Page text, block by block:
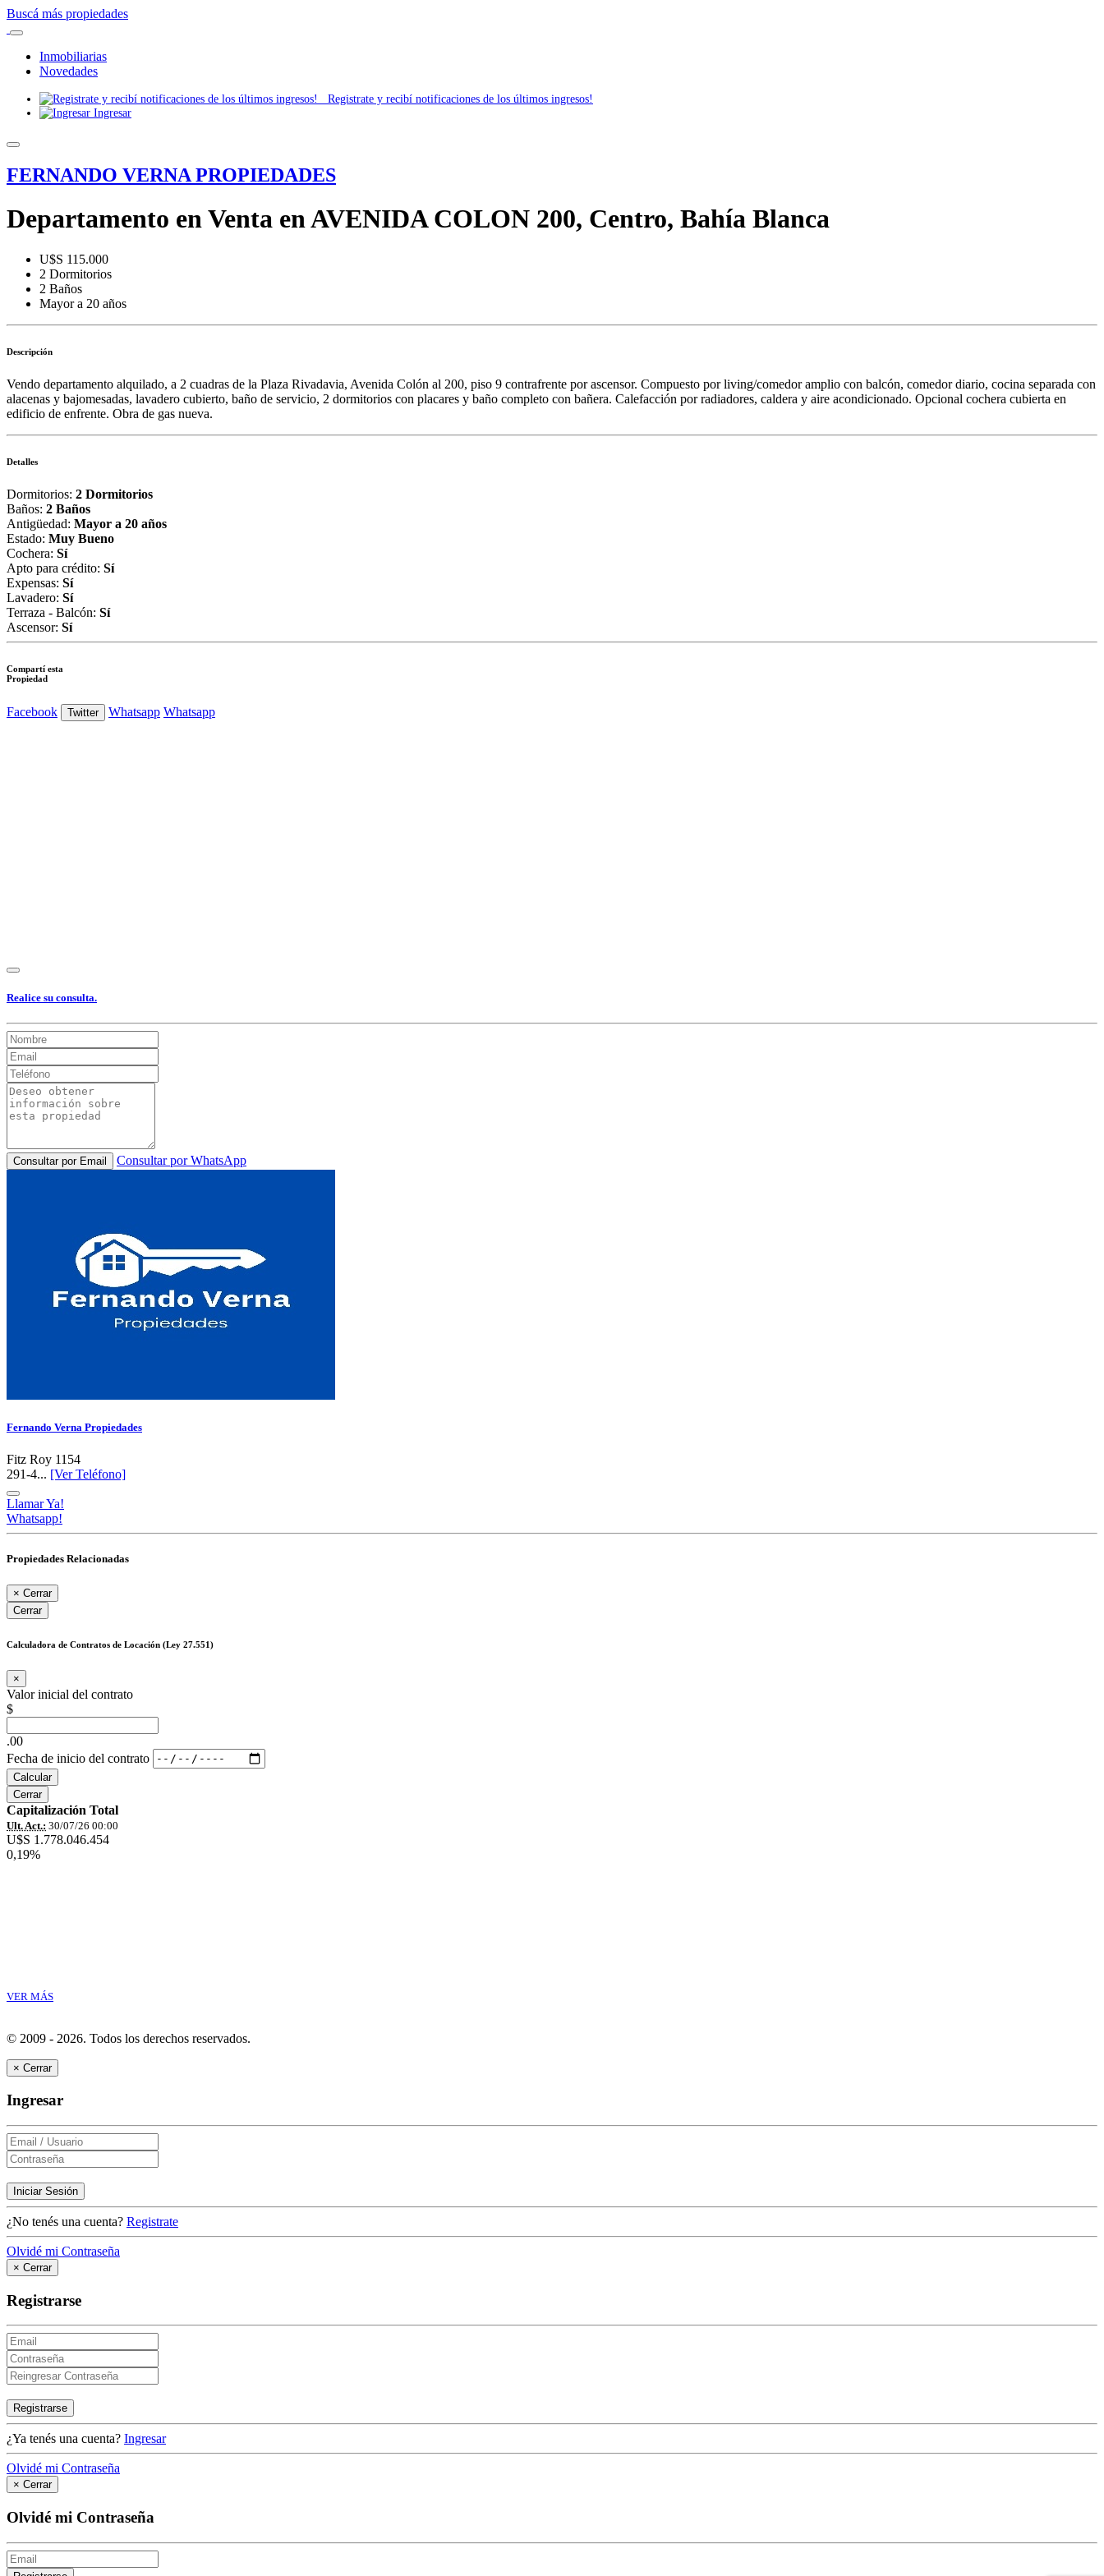
Buscá más propiedades
Inmobiliarias
Novedades
Registrate y recibí notificaciones de los últimos ingresos!
Ingresar
FERNANDO VERNA PROPIEDADES
Departamento en Venta en AVENIDA COLON 200, Centro, Bahía Blanca
U$S 115.000
2 Dormitorios
2 Baños
Mayor a 20 años
Descripción
Vendo departamento alquilado, a 2 cuadras de la Plaza Rivadavia, Avenida Colón al 200, piso 9 contrafrente por ascensor. Compuesto por living/comedor amplio con balcón, comedor diario, cocina separada con
alacenas y bajomesadas, lavadero cubierto, baño de servicio, 2 dormitorios con placares y baño completo con bañera. Calefacción por radiadores, caldera y aire acondicionado. Opcional cochera cubierta en
edificio de enfrente. Obra de gas nueva.
Detalles
Dormitorios: 2 Dormitorios
Baños: 2 Baños
Antigüedad: Mayor a 20 años
Estado: Muy Bueno
Cochera: Sí
Apto para crédito: Sí
Expensas: Sí
Lavadero: Sí
Terraza - Balcón: Sí
Ascensor: Sí
Compartí esta
Propiedad
Facebook Twitter Whatsapp Whatsapp
Realice su consulta.
Consultar por Email Consultar por WhatsApp
Fernando Verna Propiedades
Fitz Roy 1154
291-4... [Ver Teléfono]
Llamar Ya!
Whatsapp!
Propiedades Relacionadas
× Cerrar
Cerrar
Calculadora de Contratos de Locación (Ley 27.551)
×
Valor inicial del contrato
$
.00
Fecha de inicio del contrato
Calcular
Cerrar
Capitalización Total
Ult. Act.: 30/07/26 00:00
U$S 1.778.046.454
0,19%
VER MÁS
© 2009 - 2026. Todos los derechos reservados.
× Cerrar
Ingresar
Iniciar Sesión
¿No tenés una cuenta? Registrate
Olvidé mi Contraseña
× Cerrar
Registrarse
Registrarse
¿Ya tenés una cuenta? Ingresar
Olvidé mi Contraseña
× Cerrar
Olvidé mi Contraseña